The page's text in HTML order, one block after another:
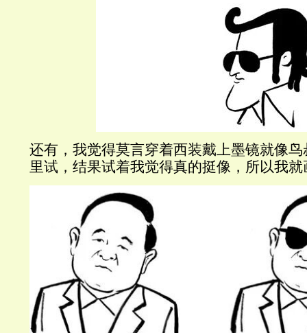
还有，我觉得莫言穿着西装戴上墨镜就像
里试，结果试着我觉得真的挺像，所以我